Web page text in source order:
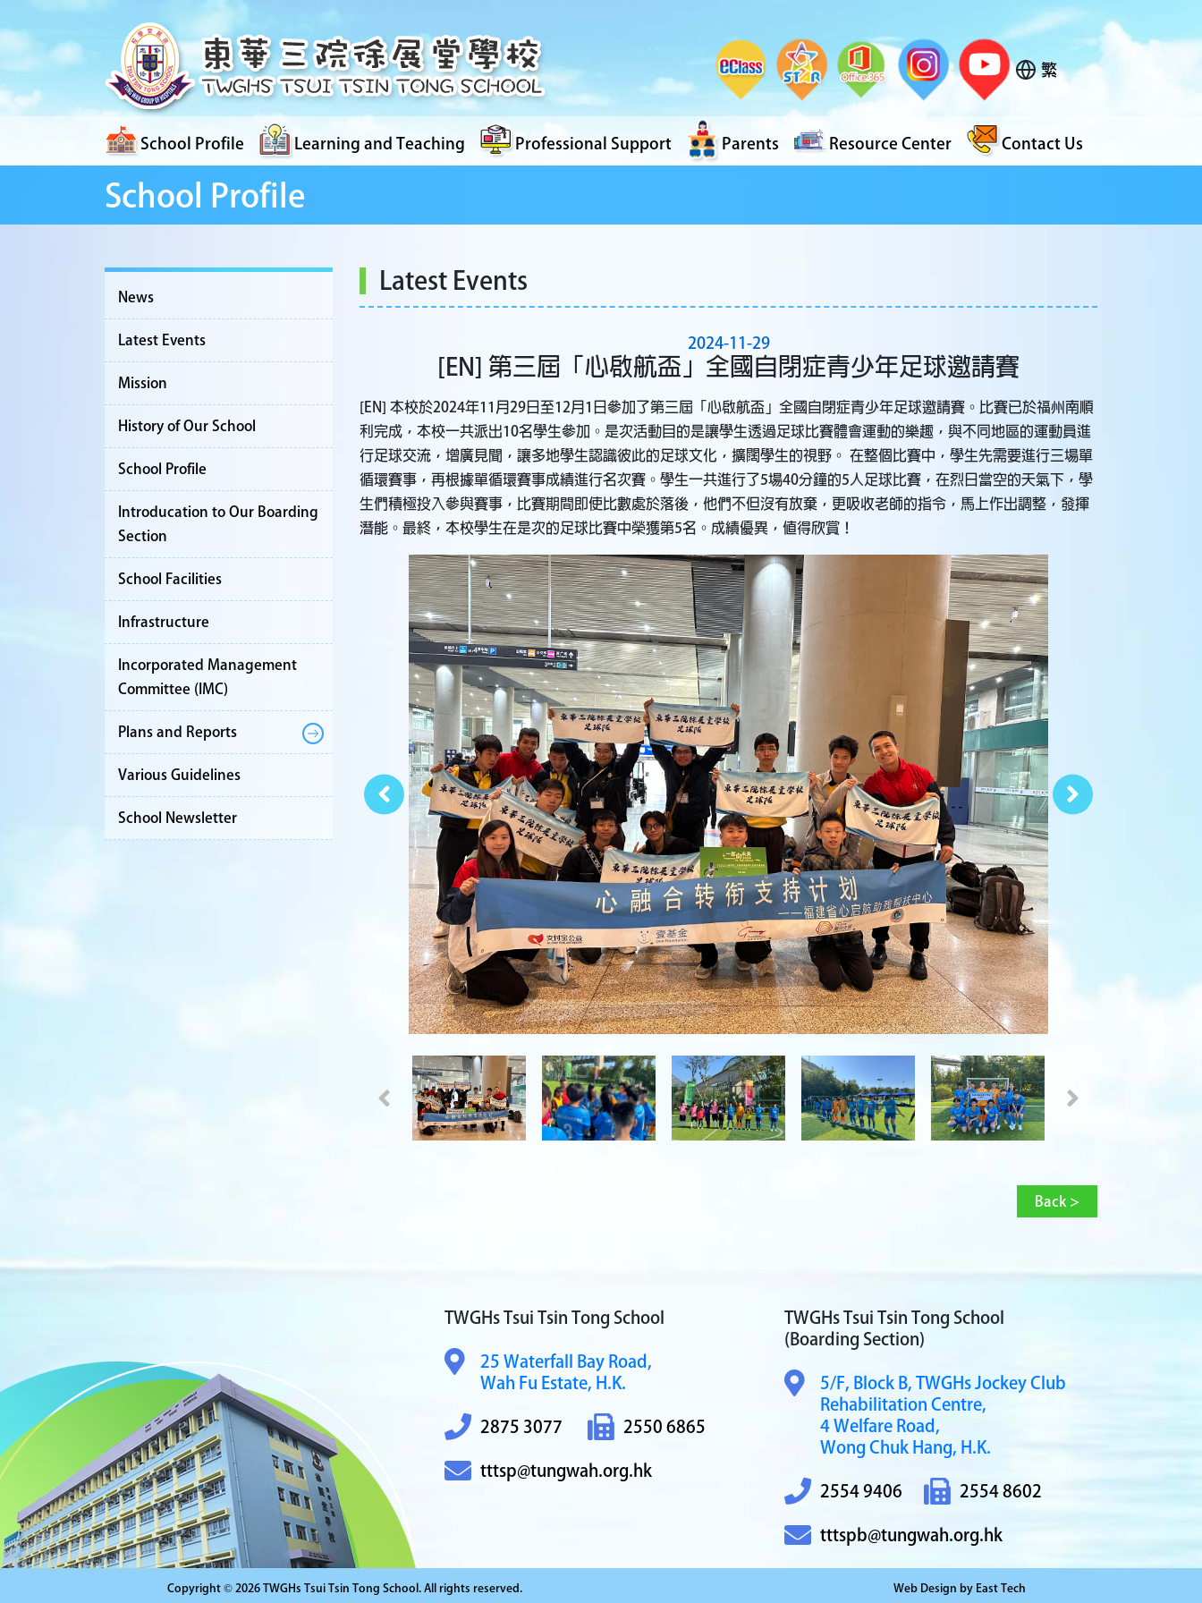
繁
School Profile Learning and Teaching Professional Support Parents Resource Center Contact Us
School Profile
News
Latest Events
Mission
History of Our School
School Profile
Introducation to Our Boarding
Section
School Facilities
Infrastructure
Incorporated Management
Committee (IMC)
Plans and Reports
Various Guidelines
School Newsletter
Latest Events
2024-11-29
[EN] 第三屆「心啟航盃」全國自閉症青少年足球邀請賽
[EN] 本校於2024年11月29日至12月1日參加了第三屆「心啟航盃」全國自閉症青少年足球邀請賽。比賽已於福州南順
利完成，本校一共派出10名學生參加。是次活動目的是讓學生透過足球比賽體會運動的樂趣，與不同地區的運動員進
行足球交流，增廣見聞，讓多地學生認識彼此的足球文化，擴闊學生的視野。 在整個比賽中，學生先需要進行三場單
循環賽事，再根據單循環賽事成績進行名次賽。學生一共進行了5場40分鐘的5人足球比賽，在烈日當空的天氣下，學
生們積極投入參與賽事，比賽期間即使比數處於落後，他們不但沒有放棄，更吸收老師的指令，馬上作出調整，發揮
潛能。最終，本校學生在是次的足球比賽中榮獲第5名。成績優異，值得欣賞！
Back >
TWGHs Tsui Tsin Tong School
25 Waterfall Bay Road,
Wah Fu Estate, H.K.
2875 3077 2550 6865
tttsp@tungwah.org.hk
TWGHs Tsui Tsin Tong School
(Boarding Section)
5/F, Block B, TWGHs Jockey Club
Rehabilitation Centre,
4 Welfare Road,
Wong Chuk Hang, H.K.
2554 9406 2554 8602
tttspb@tungwah.org.hk
Copyright © 2026 TWGHs Tsui Tsin Tong School. All rights reserved. Web Design by East Tech